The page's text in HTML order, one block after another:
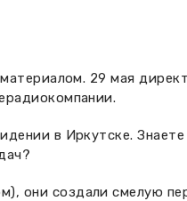
29 мая
в Иркутске. Знаете
они создали смелую